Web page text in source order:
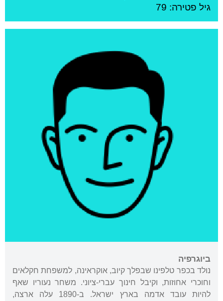
גיל פטירה: 79
ביוגרפיה
נולד בכפר טלפינו שבפלך קיוב, אוקראינה, למשפחת חקלאים
וחוכרי אחוזות, וקיבל חינוך עברי-ציוני. משחר נעוריו שאף
להיות עובד אדמה בארץ ישראל. ב-1890 עלה ארצה,